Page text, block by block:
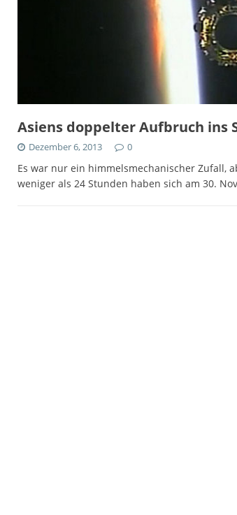
Asiens doppelter Aufbruch ins
Dezember 6, 2013 0
Es war nur ein himmelsmechanischer Zufall,
weniger als 24 Stunden haben sich am 30.